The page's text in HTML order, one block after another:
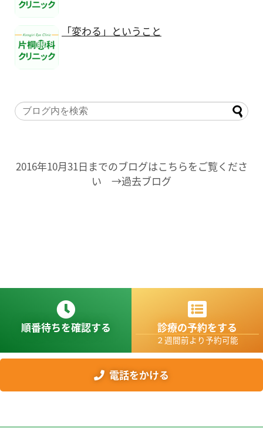
「変わる」ということ
2016年10月31日までのブログはこちらをご覧くださ
い →過去ブログ
順番待ちを確認する 診療の予約をする
２週間前より予約可能
電話をかける